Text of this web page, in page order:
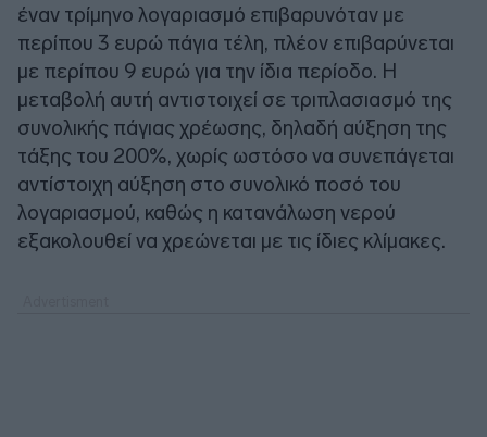
έναν τρίμηνο λογαριασμό επιβαρυνόταν με
περίπου 3 ευρώ πάγια τέλη, πλέον επιβαρύνεται
με περίπου 9 ευρώ για την ίδια περίοδο. Η
μεταβολή αυτή αντιστοιχεί σε τριπλασιασμό της
συνολικής πάγιας χρέωσης, δηλαδή αύξηση της
τάξης του 200%, χωρίς ωστόσο να συνεπάγεται
αντίστοιχη αύξηση στο συνολικό ποσό του
λογαριασμού, καθώς η κατανάλωση νερού
εξακολουθεί να χρεώνεται με τις ίδιες κλίμακες.